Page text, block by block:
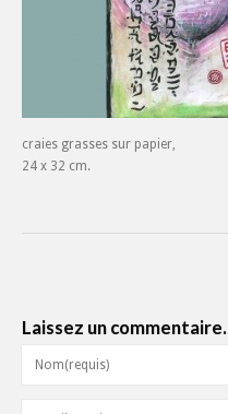
craies grasses sur papier,
24 x 32 cm.
Laissez un